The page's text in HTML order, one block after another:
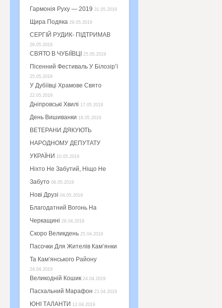
Гармонія Руху — 2019 31.05.2019
Щира Подяка 29.05.2019
СЕРГІЙ РУДИК- ПІДТРИМАВ
26.05.2019
СВЯТО В ЧУБІЇВЦІ 25.05.2019
Пісенний Фестиваль У Білозір’ї
25.05.2019
У Дубіївці Храмове Свято
22.05.2019
Дніпровські Хвилі 17.05.2019
День Вишиванки 16.05.2019
ВЕТЕРАНИ ДЯКУЮТЬ
НАРОДНОМУ ДЕПУТАТУ
УКРАЇНИ 10.05.2019
Ніхто Не Забутий, Ніщо Не
Забуто 08.05.2019
Нові Друзі 04.05.2019
Благодатний Вогонь На
Черкащині 28.04.2019
Скоро Великдень 25.04.2019
Пасочки Для Жителів Кам’янки
Та Кам‘янського Району
24.04.2019
Великодній Кошик 24.04.2019
Пасхальний Марафон 23.04.2019
ЮНІ ТАЛАНТИ 12.04.2019